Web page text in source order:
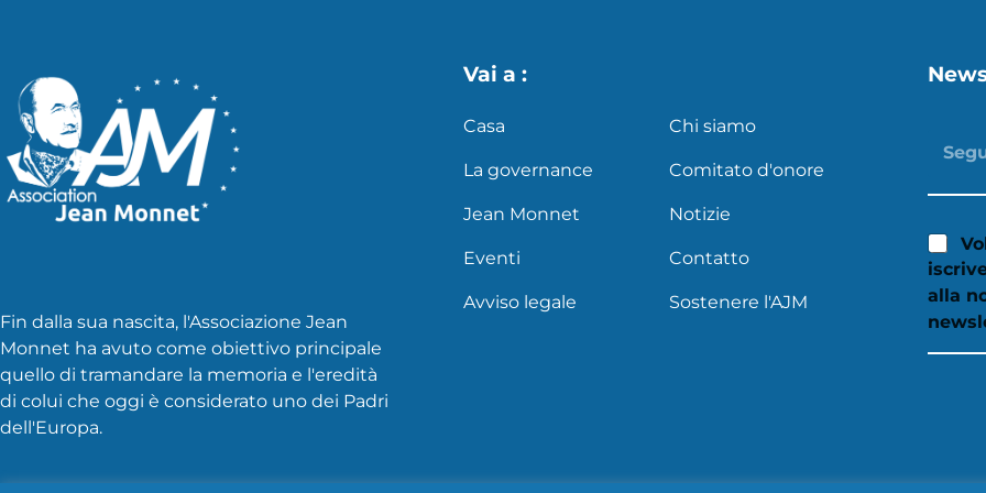
Fin dalla sua nascita, l'Associazione Jean
Monnet ha avuto come obiettivo principale
quello di tramandare la memoria e l'eredità
di colui che oggi è considerato uno dei Padri
dell'Europa.
Vai a :
Casa Chi siamo
La governance Comitato d'onore
Jean Monnet Notizie
Eventi Contatto
Avviso legale Sostenere l'AJM
alla